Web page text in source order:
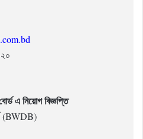
এ নিয়োগ বিজ্ঞপ্তি
(BWDB)